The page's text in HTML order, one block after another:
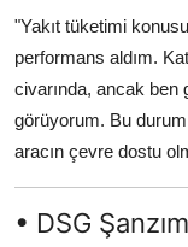
"Yakıt tüketimi
performans aldım.
civarında, ancak ben
görüyorum. Bu durum
aracın çevre dostu
• DSG